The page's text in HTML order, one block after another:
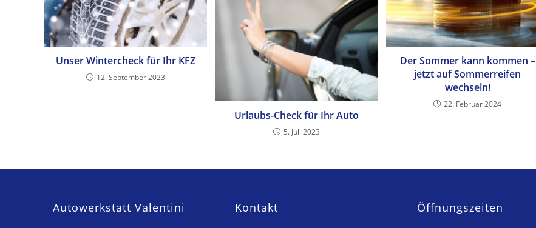
Unser Wintercheck für Ihr KFZ
12. September 2023
Urlaubs-Check für Ihr Auto
5. Juli 2023
Der Sommer kann kommen –
jetzt auf Sommerreifen
wechseln!
22. Februar 2024
Autowerkstatt Valentini Kontakt Öffnungszeiten